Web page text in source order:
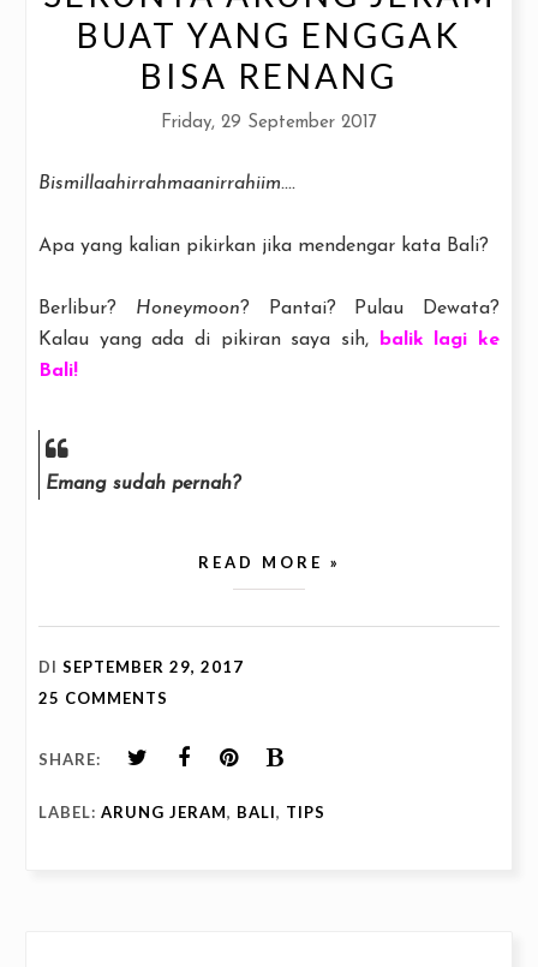
BUAT YANG ENGGAK
BISA RENANG
Friday, 29 September 2017
Bismillaahirrahmaanirrahiim....
Apa yang kalian pikirkan jika mendengar kata Bali?
Berlibur? Honeymoon? Pantai? Pulau Dewata?
Kalau yang ada di pikiran saya sih,
balik lagi ke
Bali!
Emang sudah pernah?
READ MORE »
DI SEPTEMBER 29, 2017
25 COMMENTS
SHARE:
LABEL: ARUNG JERAM, BALI, TIPS